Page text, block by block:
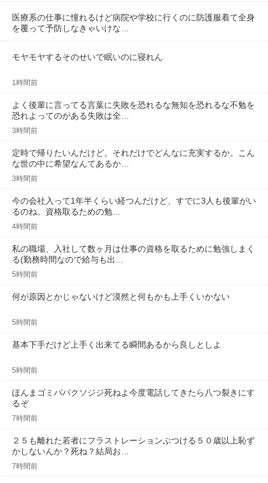
医療系の仕事に憧れるけど病院や学校に行くのに防護服着て全身
を覆って予防しなきゃいけな…
モヤモヤするそのせいで眠いのに寝れん
1時間前
よく後輩に言ってる言葉に失敗を恐れるな無知を恐れるな不勉を
恐れよってのがある失敗は全…
3時間前
定時で帰りたいんだけど。それだけでどんなに充実するか。こん
な世の中に希望なんてあるか…
3時間前
今の会社入って1年半くらい経つんだけど、すでに3人も後輩がい
るのね。資格取るための勉…
4時間前
私の職場、入社して数ヶ月は仕事の資格を取るために勉強しまく
る(勤務時間なので給与も出…
5時間前
何が原因とかじゃないけど漠然と何もかも上手くいかない
5時間前
基本下手だけど上手く出来てる瞬間あるから良しとしよ
5時間前
ほんまゴミババクソジジ死ねよ今度電話してきたら八つ裂きにす
るぞ
7時間前
２５も離れた若者にフラストレーションぶつける５０歳以上恥ず
かしないんか？死ね？結局お…
7時間前